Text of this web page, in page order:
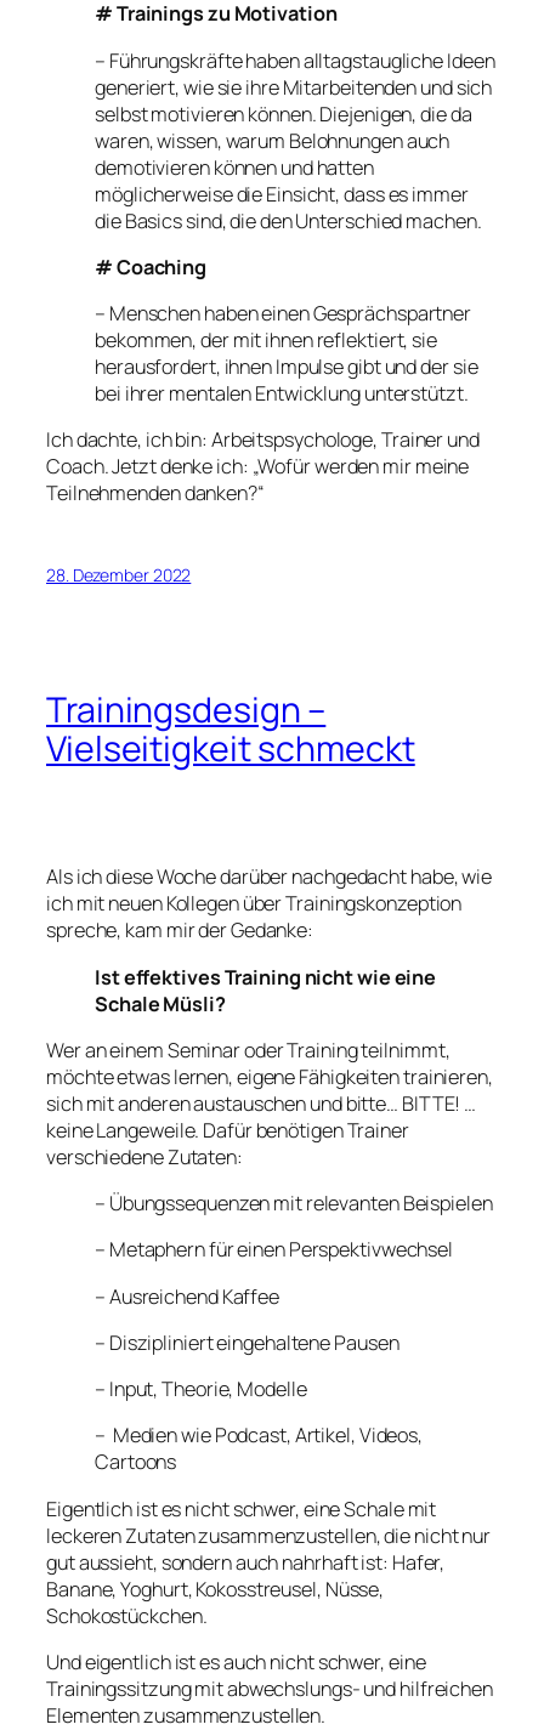
# Trainings zu Motivation
– Führungskräfte haben alltagstaugliche Ideen
generiert, wie sie ihre Mitarbeitenden und sich
selbst motivieren können. Diejenigen, die da
waren, wissen, warum Belohnungen auch
demotivieren können und hatten
möglicherweise die Einsicht, dass es immer
die Basics sind, die den Unterschied machen.
# Coaching
– Menschen haben einen Gesprächspartner
bekommen, der mit ihnen reflektiert, sie
herausfordert, ihnen Impulse gibt und der sie
bei ihrer mentalen Entwicklung unterstützt.
Ich dachte, ich bin: Arbeitspsychologe, Trainer und
Coach. Jetzt denke ich: „Wofür werden mir meine
Teilnehmenden danken?“
28. Dezember 2022
Trainingsdesign –
Vielseitigkeit schmeckt
Als ich diese Woche darüber nachgedacht habe, wie
ich mit neuen Kollegen über Trainingskonzeption
spreche, kam mir der Gedanke:
Ist effektives Training nicht wie eine
Schale Müsli?
Wer an einem Seminar oder Training teilnimmt,
möchte etwas lernen, eigene Fähigkeiten trainieren,
sich mit anderen austauschen und bitte… BITTE! …
keine Langeweile. Dafür benötigen Trainer
verschiedene Zutaten:
– Übungssequenzen mit relevanten Beispielen
– Metaphern für einen Perspektivwechsel
– Ausreichend Kaffee
– Diszipliniert eingehaltene Pausen
– Input, Theorie, Modelle
– Medien wie Podcast, Artikel, Videos,
Cartoons
Eigentlich ist es nicht schwer, eine Schale mit
leckeren Zutaten zusammenzustellen, die nicht nur
gut aussieht, sondern auch nahrhaft ist: Hafer,
Banane, Yoghurt, Kokosstreusel, Nüsse,
Schokostückchen.
Und eigentlich ist es auch nicht schwer, eine
Trainingssitzung mit abwechslungs- und hilfreichen
Elementen zusammenzustellen.